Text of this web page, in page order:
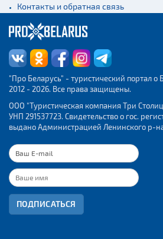
Контакты и обратная связь
"Про Беларусь" - туристический портал о
2012 - 2026. Все права защищены.
ООО "Туристическая компания Три
УНП 291537723. Свидетельство о гос.
выдано Администрацией Ленинского р-на
ПОДПИСАТЬСЯ